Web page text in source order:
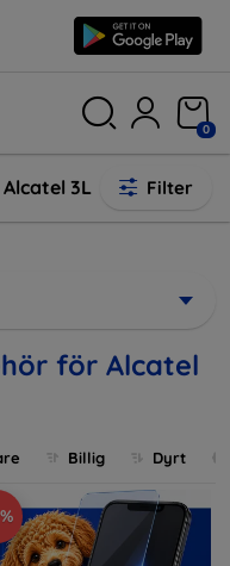
0
3L Filter
för Alcatel
Billig Dyrt